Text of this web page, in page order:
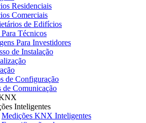
Residenciais
Comerciais
de Edifícios
Técnicos
Para Investidores
de Instalação
de Configuração
de Comunicação
Inteligentes
Medições KNX Inteligentes